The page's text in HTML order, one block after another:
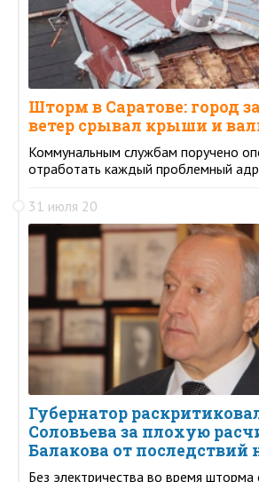
Шторм в Саратове: город
ветер срывал крыши и
Коммунальным службам поручено
отработать каждый проблемный
31 июля 20
Губернатор
Соловьева за плохую
Балакова от последствий
Без электричества во время шторма